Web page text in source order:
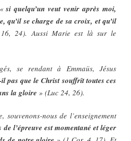
«si quelqu’un veut venir après moi,
qu’il se charge de sa croix, et qu’il
24). Aussi Marie est là sur le
se rendant à Emmaüs, Jésus
pas que le Christ souffrît toutes ces
la gloire » (Luc 24, 26).
nous de l’enseignement
de l’épreuve est momentané et léger